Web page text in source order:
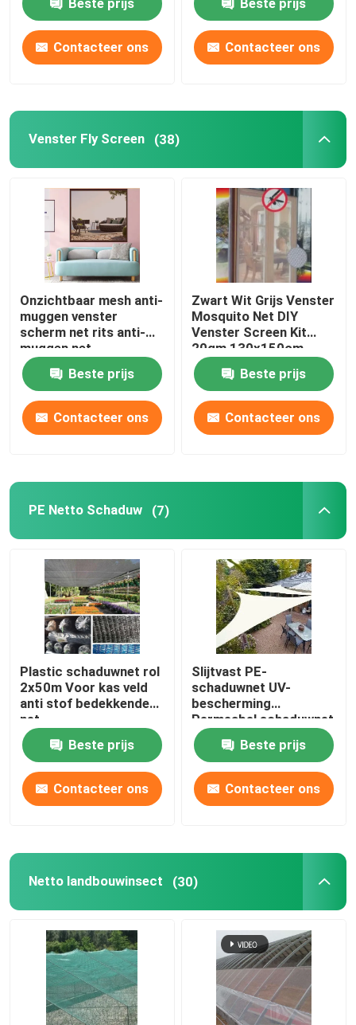
Contacteer ons Contacteer ons
Venster Fly Screen (38)
Onzichtbaar mesh anti-
muggen venster
scherm net rits anti-
muggen net
Beste prijs
Contacteer ons
Zwart Wit Grijs Venster
Mosquito Net DIY
Venster Screen Kit
20gm 130x150cm
Beste prijs
Contacteer ons
PE Netto Schaduw (7)
Plastic schaduwnet rol
2x50m Voor kas veld
anti stof bedekkende
net
Beste prijs
Contacteer ons
Slijtvast PE-
schaduwnet UV-
bescherming
Permeabel schaduwnet
voor de landbouw
Beste prijs
Contacteer ons
Netto landbouwinsect (30)